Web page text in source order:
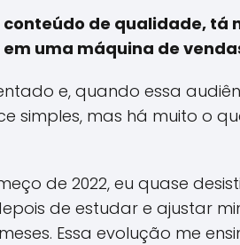
de qualidade, tá
uma máquina de
e, quando essa
simples, mas há muito o
de 2022, eu quase
de estudar e ajustar
Essa evolução me